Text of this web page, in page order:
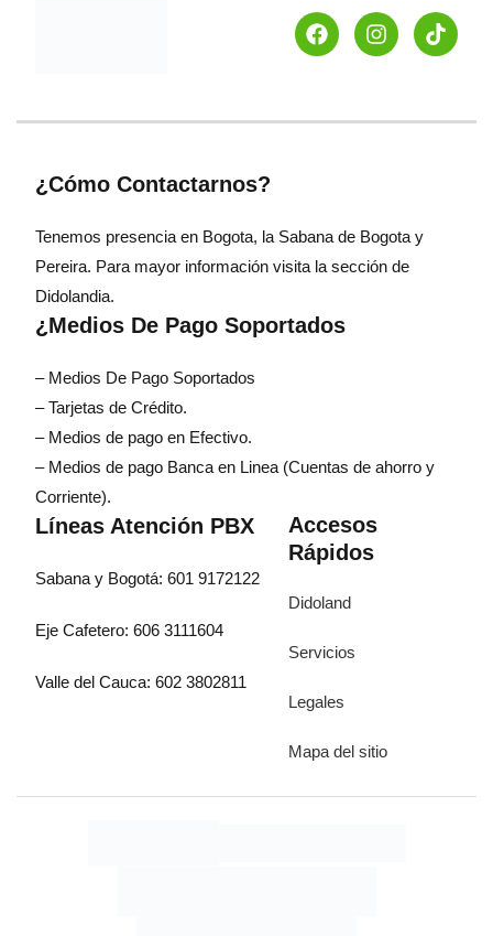
¿Cómo Contactarnos?
Tenemos presencia en Bogota, la Sabana de Bogota y
Pereira. Para mayor información visita la sección de
Didolandia.
¿Medios De Pago Soportados
– Medios De Pago Soportados
– Tarjetas de Crédito.
– Medios de pago en Efectivo.
– Medios de pago Banca en Linea (Cuentas de ahorro y
Corriente).
Líneas Atención PBX
Sabana y Bogotá: 601 9172122
Eje Cafetero: 606 3111604
Valle del Cauca: 602 3802811
Accesos
Rápidos
Didoland
Servicios
Legales
Mapa del sitio